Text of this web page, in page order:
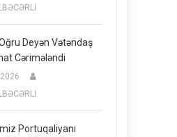
Deyən Vətəndaş
Cərimələndi
Portuqaliyanı